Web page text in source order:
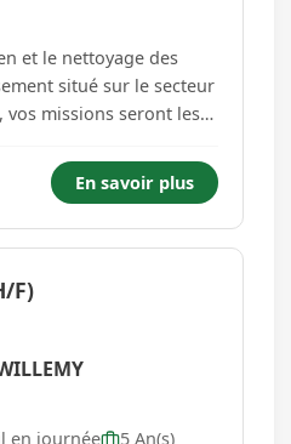
et le nettoyage des
situé sur le secteur
vos missions seront les
et d'autres
En savoir plus
F)
en journée
5 An(s)